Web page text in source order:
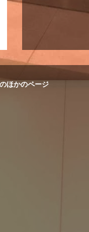
ほかのページ